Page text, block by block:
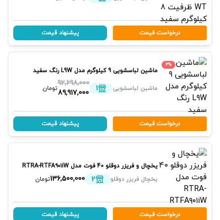
درخواست قیمت پیشنهاد قیمت
3%
ماشین لباسشویی 9 کیلوگرم مدل L9W رنگ سفید
ماشین لباسشویی 1
92,698,000
89,917,000تومان
درخواست قیمت پیشنهاد قیمت
یخچال و فریزر دوقلو 40 فوت مدل RTRA-RTFA۹۰۱iW
(N۲) رنگ سفید
پاکشومایخچال فریزر دوقلو 2
136,500,000تومان
درخواست قیمت پیشنهاد قیمت